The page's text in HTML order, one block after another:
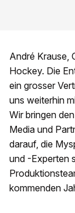
André Krause,
Hockey. Die
ein grosser
uns weiterhin
Wir bringen
Media und
darauf, die
und -Experten
kommenden